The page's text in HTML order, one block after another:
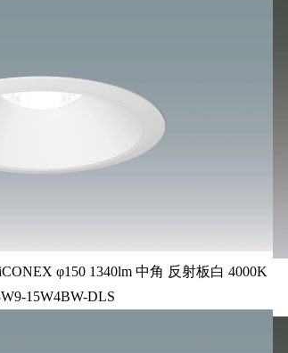
φ150 1340lm 中角 反射板白 4000K
15W4BW-DLS